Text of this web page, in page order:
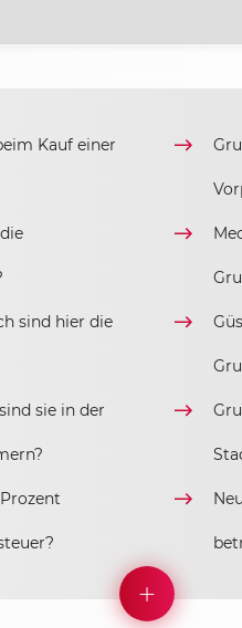
Kauf einer
sind hier die
sie in der